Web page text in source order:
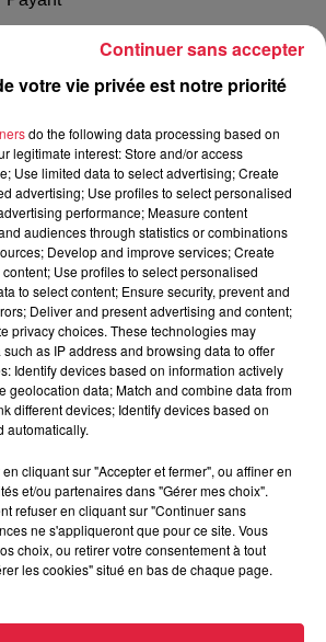
d’un parcours
avec un humour
en 1983 et baptisé Jean-Paul par un
quinquagénaires qui l’adopte un an
histoire qu’il serait improbable
son enfance dans un milieu très
il était son « seul ami noir », son
au retard (qui n’est pas de nature à
pourquoi son derrière ressemble
rare et son aisance
conquis son monde lors de la première
Avec son humour irrésistible à
il poursuit son entreprise de
y toucher.
votre vie privée est notre priorité
do the following data processing based on
legitimate interest: Store and/or access
Use limited data to select advertising; Create
advertising; Use profiles to select personalised
performance; Measure content
audiences through statistics or combinations
Develop and improve services; Create
Use profiles to select personalised
to select content; Ensure security, prevent and
Deliver and present advertising and content;
privacy choices. These technologies may
as IP address and browsing data to offer
Identify devices based on information actively
geolocation data; Match and combine data from
different devices; Identify devices based on
automatically.
cliquant sur "Accepter et fermer", ou affiner en
et/ou partenaires dans "Gérer mes choix".
refuser en cliquant sur "Continuer sans
ne s'appliqueront que pour ce site. Vous
choix, ou retirer votre consentement à tout
les cookies" situé en bas de chaque page.
Continuer sans accepter